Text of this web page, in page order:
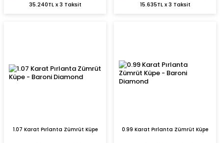
35.240TL x 3 Taksit 15.635TL x 3 Taksit
1.07 Karat Pırlanta Zümrüt Küpe 0.99 Karat Pırlanta Zümrüt Küpe